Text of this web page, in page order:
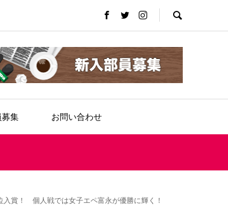
募集 お問い合わせ
賞！ 個人戦では女子エペ富永が優勝に輝く！